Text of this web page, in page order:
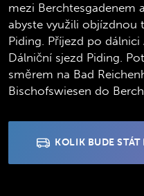
mezi Berchtesgadenem
abyste využili objízdnou
Piding. Příjezd po
Dálniční sjezd Piding.
směrem na Bad
Bischofswiesen do
KOLIK BUDE STÁT